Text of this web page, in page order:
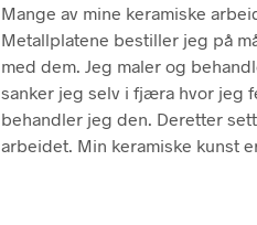
Mange av mine keramiske
Metallplatene bestiller jeg på
med dem. Jeg maler og
sanker jeg selv i fjæra hvor jeg
behandler jeg den. Deretter
arbeidet. Min keramiske kunst